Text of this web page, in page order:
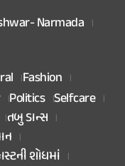
Narmada
Fashion
Politics Selfcare
તબુ ડાન્સ
શોધમાં